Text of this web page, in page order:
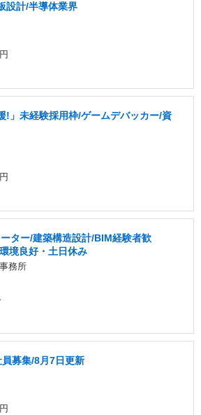
設計/半導体業界
!」未経験採用枠/ゲームデバッカー/資
ター/建築構造設計/BIM経験者歓
境良好・土日休み
務所
募集/8月7日更新